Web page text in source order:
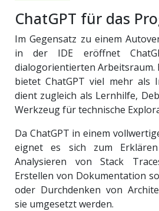
ChatGPT für das
Im Gegensatz zu einem
in der IDE eröffnet
dialogorientierten Arbeitsraum.
bietet ChatGPT viel mehr als
dient zugleich als Lernhilfe,
Werkzeug für technische
Da ChatGPT in einem
eignet es sich zum Erklären
Analysieren von Stack
Erstellen von Dokumentation
oder Durchdenken von
sie umgesetzt werden.